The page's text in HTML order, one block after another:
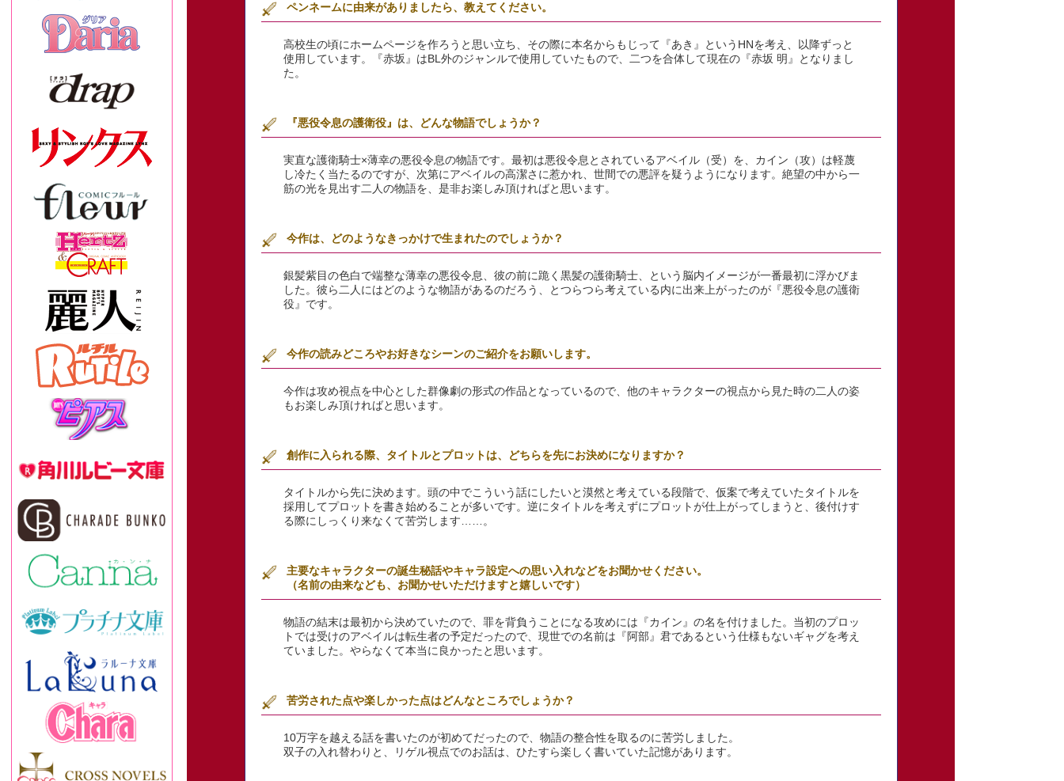
ペンネームに由来がありましたら、教えてください。
高校生の頃にホームページを作ろうと思い立ち、その際に本名からもじって『あき』というHNを考え、以降ずっと
使用しています。『赤坂』はBL外のジャンルで使用していたもので、二つを合体して現在の『赤坂 明』となりまし
た。
『悪役令息の護衛役』は、どんな物語でしょうか？
実直な護衛騎士×薄幸の悪役令息の物語です。最初は悪役令息とされているアベイル（受）を、カイン（攻）は軽蔑
し冷たく当たるのですが、次第にアベイルの高潔さに惹かれ、世間での悪評を疑うようになります。絶望の中から一
筋の光を見出す二人の物語を、是非お楽しみ頂ければと思います。
今作は、どのようなきっかけで生まれたのでしょうか？
銀髪紫目の色白で端整な薄幸の悪役令息、彼の前に跪く黒髪の護衛騎士、という脳内イメージが一番最初に浮かびま
した。彼ら二人にはどのような物語があるのだろう、とつらつら考えている内に出来上がったのが『悪役令息の護衛
役』です。
今作の読みどころやお好きなシーンのご紹介をお願いします。
今作は攻め視点を中心とした群像劇の形式の作品となっているので、他のキャラクターの視点から見た時の二人の姿
もお楽しみ頂ければと思います。
創作に入られる際、タイトルとプロットは、どちらを先にお決めになりますか？
タイトルから先に決めます。頭の中でこういう話にしたいと漠然と考えている段階で、仮案で考えていたタイトルを
採用してプロットを書き始めることが多いです。逆にタイトルを考えずにプロットが仕上がってしまうと、後付けす
る際にしっくり来なくて苦労します……。
主要なキャラクターの誕生秘話やキャラ設定への思い入れなどをお聞かせください。
（名前の由来なども、お聞かせいただけますと嬉しいです）
物語の結末は最初から決めていたので、罪を背負うことになる攻めには『カイン』の名を付けました。当初のプロッ
トでは受けのアベイルは転生者の予定だったので、現世での名前は『阿部』君であるという仕様もないギャグを考え
ていました。やらなくて本当に良かったと思います。
苦労された点や楽しかった点はどんなところでしょうか？
10万字を越える話を書いたのが初めてだったので、物語の整合性を取るのに苦労しました。
双子の入れ替わりと、リゲル視点でのお話は、ひたすら楽しく書いていた記憶があります。